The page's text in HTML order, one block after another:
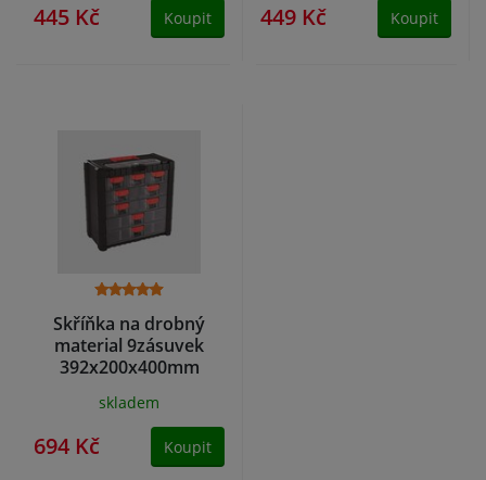
445 Kč Koupit 449 Kč Koupit
Skříňka na drobný
material 9zásuvek
392x200x400mm
skladem
694 Kč Koupit